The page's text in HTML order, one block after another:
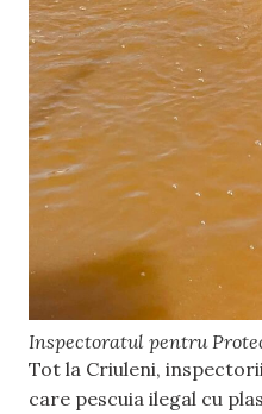
Inspectoratul pentru
Tot la Criuleni,
care pescuia ilegal cu